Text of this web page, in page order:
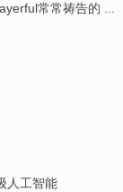
常常祷告的 ...
人工智能